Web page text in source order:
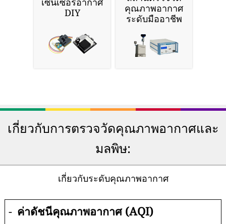
DIY
คุณภาพอากาศ
ระดับมืออาชีพ
เกี่ยวกับการตรวจวัดคุณภาพอากาศและ
มลพิษ:
เกี่ยวกับระดับคุณภาพอากาศ
- ค่าดัชนีคุณภาพอากาศ (AQI)